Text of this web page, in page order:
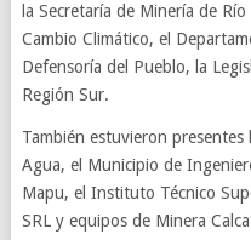
la Secretaría de Minería de
Cambio Climático, el
Defensoría del Pueblo, la
Región Sur.
También estuvieron
Agua, el Municipio de
Mapu, el Instituto Técnico
SRL y equipos de Minera